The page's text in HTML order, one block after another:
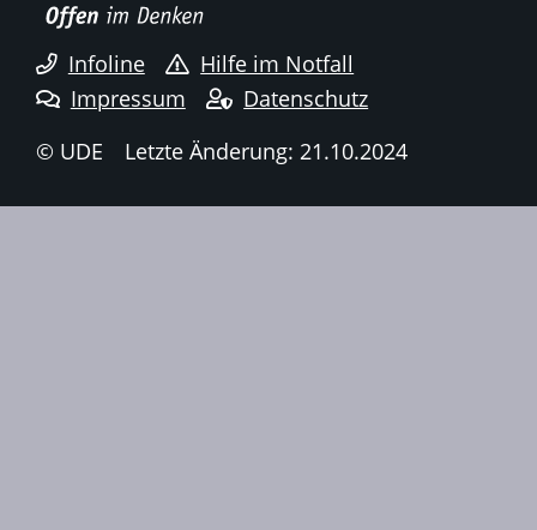
Infoline
Hilfe im Notfall
Impressum
Datenschutz
© UDE
Letzte Änderung: 21.10.2024